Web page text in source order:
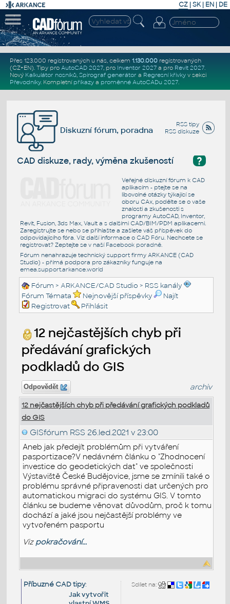
CZ | SK| EN | DE
Přes 123.000 registrovaných u nás, celkem 1.130.000registrovaných
(CZ+EN). Tipy pro AutoCAD 2027, pro Inventor 2027a pro Revit 2027.
Nový Kalkulátor nosníků, Spirograf generátor a Regresní křivkyv sekci
Převodníky. Kompletní příkazya proměnné AutoCADu 2027.
RSS tipy
RSS diskuze
Diskuzní fórum, poradna
?
CAD diskuze, rady, výměna zkušeností
Veřejné diskuzní fórum k CAD
aplikacím - ptejte se na
libovolné otázky týkající se
oboru CAx, podělte se o vaše
znalosti a zkušenosti s
programy AutoCAD, Inventor,
Revit, Fusion, 3ds Max, Vault a s dalšími CAD/BIM/PDM aplikacemi.
Zaregistrujte se nebo se přihlašte a zašlete váš příspěvek do
odpovídajícího fóra. Viz další informace o CAD Fóru. Nechcete se
registrovat? Zeptejte se v naší Facebook poradně.
Fórum nenahrazuje technický support firmy ARKANCE (CAD
Studio) - přímá podpora pro zákazníky funguje na
emea.support.arkance.world
Fórum >ARKANCE/CAD Studio > RSS kanály
Fórum Témata
Nejnovější příspěvky
Najít
Registrovat
Přihlásit
12 nejčastějších chyb při
předávání grafických
podkladů do GIS
Odpovědět archiv
12 nejčastějších chyb při předávání grafických podkladů
do GIS
GISfórum RSS 26.led.2021 v 23:00
Aneb jak předejít problémům při vytváření
pasportizace?V nedávném článku o "Zhodnocení
investice do geodetických dat" ve společnosti
Výstaviště České Budějovice, jsme se zmínili také o
problému správné připravenosti dat určených pro
automatickou migraci do systému GIS. V tomto
článku se budeme věnovat důvodům, proč k tomu
dochází a jaké jsou nejčastější problémy ve
vytvořeném pasportu
Viz pokračování...
Sdílet na:
Příbuzné CAD tipy:
Jak vytvořit